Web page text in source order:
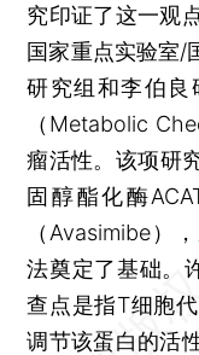
究印证了这一观
国家重点实验室/
研究组和李伯良
（Metabolic
瘤活性。该项研
固醇酯化酶
（Avasimibe）
法奠定了基础。
查点是指T细胞
调节该蛋白的活